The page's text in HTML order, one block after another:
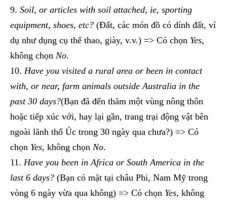
Soil, or articles with soil attached, ie, sporting
equipment, shoes, etc? (Đất, các món đồ có dính đất, ví
dụ như dụng cụ thể thao, giày, v.v.) => Có chọn Yes,
không chọn No.
Have you visited a rural area or been in contact
with, or near, farm animals outside Australia in the
past 30 days?(Bạn đã đến thăm một vùng nông thôn
hoặc tiếp xúc với, hay lại gần, trang trại động vật bên
ngoài lãnh thổ Úc trong 30 ngày qua chưa?) => Có
chọn Yes, không chọn No.
Have you been in Africa or South America in the
last 6 days? (Bạn có mặt tại châu Phi, Nam Mỹ trong
vòng 6 ngày vừa qua không) => Có chọn Yes, không